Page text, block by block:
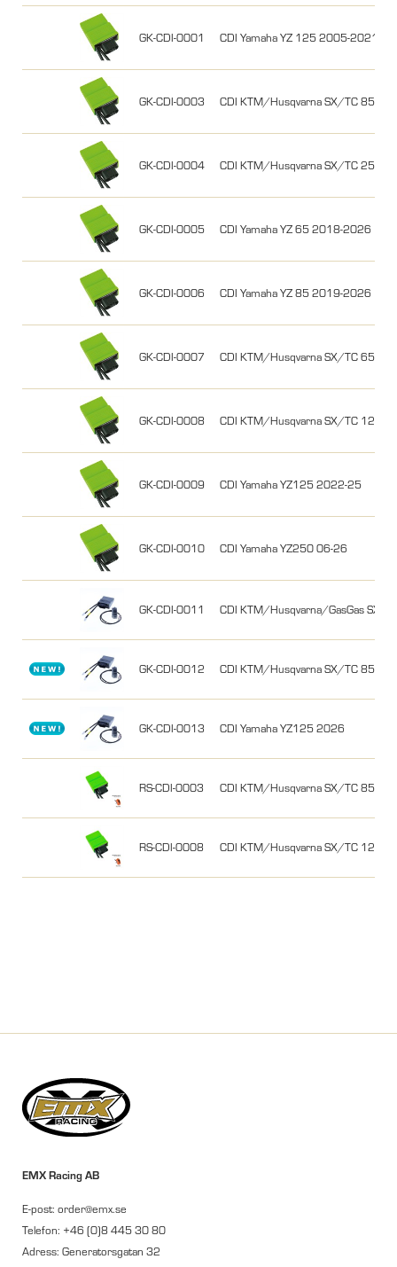
GK-CDI-0001 CDI Yamaha YZ 125 2005-2021
GK-CDI-0003 CDI KTM/Husqvarna SX/TC 85
GK-CDI-0004 CDI KTM/Husqvarna SX/TC 250
GK-CDI-0005 CDI Yamaha YZ 65 2018-2026
GK-CDI-0006 CDI Yamaha YZ 85 2019-2026
GK-CDI-0007 CDI KTM/Husqvarna SX/TC 65
GK-CDI-0008 CDI KTM/Husqvarna SX/TC 125
GK-CDI-0009 CDI Yamaha YZ125 2022-25
GK-CDI-0010 CDI Yamaha YZ250 06-26
GK-CDI-0011 CDI KTM/Husqvarna/GasGas SX/
GK-CDI-0012 CDI KTM/Husqvarna SX/TC 85
GK-CDI-0013 CDI Yamaha YZ125 2026
RS-CDI-0003 CDI KTM/Husqvarna SX/TC 85
RS-CDI-0008 CDI KTM/Husqvarna SX/TC 125
EMX Racing AB
E-post: order@emx.se
Telefon: +46 (0)8 445 30 80
Adress: Generatorsgatan 32